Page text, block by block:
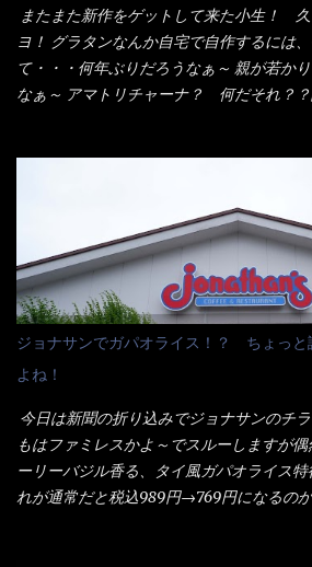
り見慣れない姿・・・何だかチョッと高
明なトレイに並んだ棒状麺なんて見慣れな
がかかる） 袋の裏側を見ると、韮とか卵
それなばらと冷蔵庫にあった、黒豆モヤシ
け、韮の葉の部分をドサッと乗せて調味油
うでしょう？ 見た目 Goodデザイン賞
イのHPを見ると・・・（引用） めんは、
ム製法で仕上げた、生めんに近い風味の
の旨味に数種類の唐辛子、ニンニクを加
れた醤油ベースのスープです。 調味油に
することに風味と辛さを引き立たせてい
全体に馴染ませるために、箸で麺と具を
ないかぁ～ モヤシが黒豆モヤシだから
りづらい！（緑豆モヤシだと太くて熱加え
だよ） それに細ストレート麺とモヤシ
韮の緑と卵の黄色も相まって・・・映える...
またまた新作をゲットして来た小生！
ヨ！ グラタンなんか自宅で自作するには
て・・・何年ぶりだろうなぁ～ 親が若か
なぁ～ アマトリチャーナ？ 何だそれ？
ブン皿で焼いて、大凡の目安で小分けにし
をよーく見たら表面のチーズの乗り具合
た・・・チーズに焦げ目が付いているの
ことをオススメします。（取り分け量に
ろう） 早速タバスコを振りかけて食べて
いよ！ 久しぶりだな～ホワイトソースと
感・・・懐かしい～ 今回ダイソーのカレー
みたら、これが凄くうまくすくえるんだ
当たりだね） 今回新作のグラタンを頂き
味しさとダイソーのカレースプーンの。
度認識できました。
ジョナサンでガパオライス！？ ちょっと
よね！
今日は新聞の折り込みでジョナサンのチ
もはファミレスかよ～でスルーしますが
ーリーバジル香る、タイ風ガパオライス
れが通常だと税込989円→769円になるの